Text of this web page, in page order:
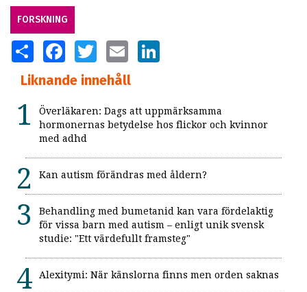
FORSKNING
SHARE FACEBOOKTWITTER EMAIL
Liknande innehåll
Överläkaren: Dags att uppmärksamma
hormonernas betydelse hos flickor och kvinnor
med adhd
Kan autism förändras med åldern?
Behandling med bumetanid kan vara fördelaktig
för vissa barn med autism – enligt unik svensk
studie: "Ett värdefullt framsteg"
Alexitymi: När känslorna finns men orden saknas